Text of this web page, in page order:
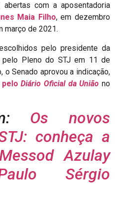
abertas com a aposentadoria
Maia Filho, em dezembro
março de 2021.
pelo presidente da
pelo Pleno do STJ em 11 de
o Senado aprovou a indicação,
peloDiário Oficial da União no
Os novos
conheça a
Azulay
Sérgio